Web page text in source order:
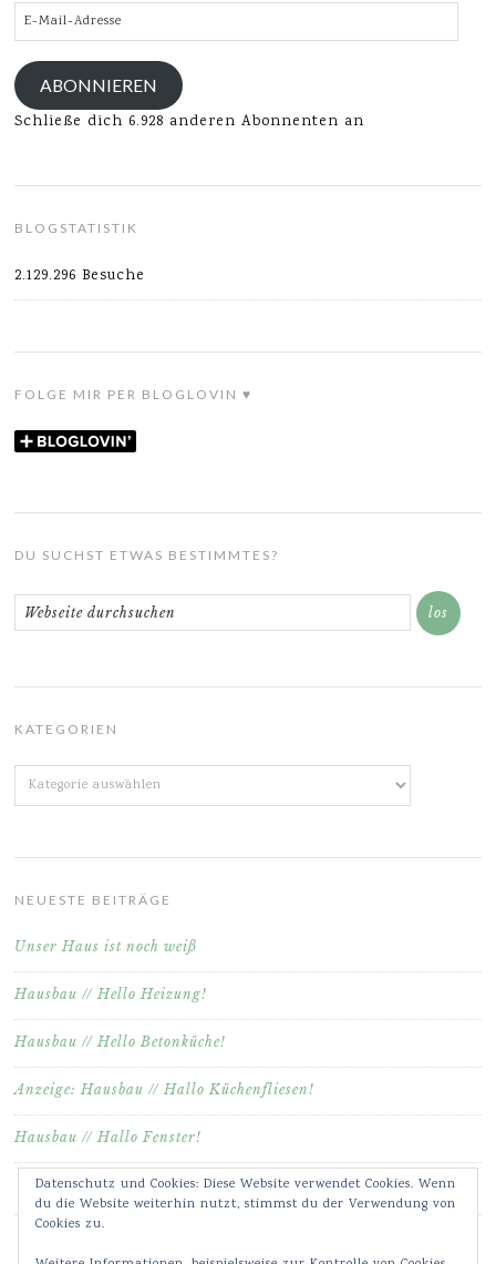
E-
Mail-
Adresse
ABONNIEREN
Schließe dich 6.928 anderen Abonnenten an
BLOGSTATISTIK
2.129.296 Besuche
FOLGE MIR PER BLOGLOVIN ♥
DU SUCHST ETWAS BESTIMMTES?
KATEGORIEN
Kategorien
NEUESTE BEITRÄGE
Unser Haus ist noch weiß
Hausbau // Hello Heizung!
Hausbau // Hello Betonküche!
Anzeige: Hausbau // Hallo Küchenfliesen!
Hausbau // Hallo Fenster!
Datenschutz und Cookies: Diese Website verwendet Cookies. Wenn
du die Website weiterhin nutzt, stimmst du der Verwendung von
Cookies zu.